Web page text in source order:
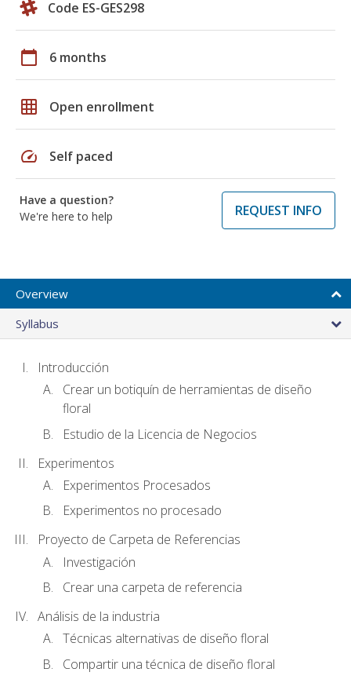
Code ES-GES298
calendar_today 6 months
grid_on Open enrollment
speed Self paced
Have a question?
We're here to help
REQUEST INFO
Overview
Syllabus
Introducción
Crear un botiquín de herramientas de diseño
floral
Estudio de la Licencia de Negocios
Experimentos
Experimentos Procesados
Experimentos no procesado
Proyecto de Carpeta de Referencias
Investigación
Crear una carpeta de referencia
Análisis de la industria
Técnicas alternativas de diseño floral
Compartir una técnica de diseño floral